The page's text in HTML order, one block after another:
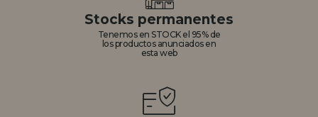
Stocks permanentes
Tenemos en STOCK el 95% de
los productos anunciados en
esta web